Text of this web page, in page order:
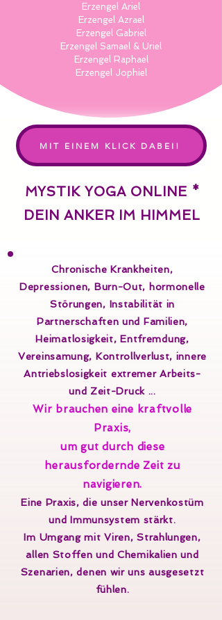
Erzengel Ariel
Erzengel Azrael
Erzengel Gabriel
Erzengel Samael & Uriel
Erzengel Raphael
Erzengel Jophiel
MIT EINEM KLICK DABEI!
MYSTIK YOGA ONLINE *
DEIN ANKER IM HIMMEL
Chronische Krankheiten,
Depressionen, Burn-Out, hormonelle
Störungen, Instabilität in
Partnerschaften und Familien,
Heimatlosigkeit, Entfremdung,
Vereinsamung, Kontrollverlust, innere
Antriebslosigkeit extremer Arbeits-
und Zeit-Druck ...
Wir brauchen eine kraftvolle
Praxis,
um gut durch diese
herausfordernde Zeit zu
navigieren.
Eine Praxis, die unser Nervenkostüm
und Immunsystem stärkt.
Im Umgang mit Viren, Strahlungen,
allen Stoffen und Chemikalien und
Szenarien, denen wir uns ausgesetzt
fühlen.